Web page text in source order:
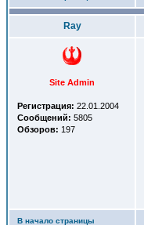
Ray
Site Admin
Регистрация: 22.01.2004
Сообщений: 5805
Обзоров: 197
В начало страницы